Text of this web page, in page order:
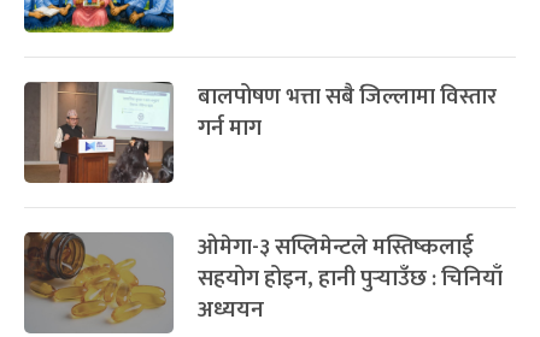
बालपोषण भत्ता सबै जिल्लामा विस्तार
गर्न माग
ओमेगा-३ सप्लिमेन्टले मस्तिष्कलाई
सहयोग होइन, हानी पुर्‍याउँछ : चिनियाँ
अध्ययन